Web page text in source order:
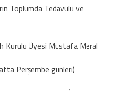
Toplumda Tedavülü ve
Kurulu Üyesi Mustafa Meral
Perşembe günleri)